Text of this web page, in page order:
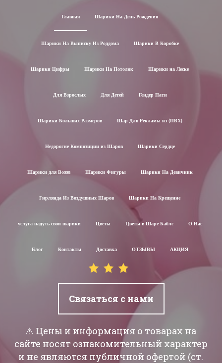
Главная Шарики На День Рождения
Шарики На Выписку Из Роддома Шарики В Коробке
Шарики Цифры Шарики На Потолок Шарики на Леске
Для Взрослых Для Детей Гендер Пати
Шарики Больших Размеров Шар Для Рекламы из (ПВХ)
Недорогие Композиции из Шаров Шарики Сердце
Шарики для Воssa Шарики Фигуры Шарики На Девичник
Гирлянда Из Воздушных Шаров Шарики На Крещение
услуга надуть свои шарики Цветы Цветы в Шаре Баблс О Нас
Блог Контакты Доставка ОТЗЫВЫ АКЦИЯ
Связаться с нами
⚠️ Цены и информация о товарах на
сайте носят ознакомительный характер
и не являются публичной офертой (ст.